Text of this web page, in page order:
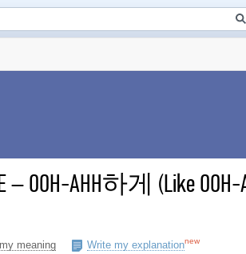
–OOH-AHH하게 (Like OOH-
meaning Write my explanationnew